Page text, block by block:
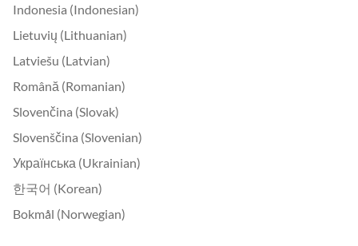
Indonesia (Indonesian)
Lietuvių (Lithuanian)
Latviešu (Latvian)
Română (Romanian)
Slovenčina (Slovak)
Slovenščina (Slovenian)
Українська (Ukrainian)
한국어 (Korean)
Bokmål (Norwegian)